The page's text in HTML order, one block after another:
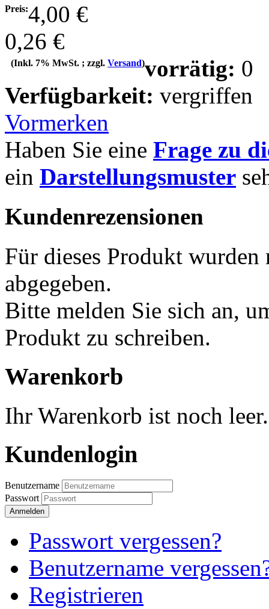
Preis:4,00 €
0,26 €
(Inkl. 7% MwSt. ; zzgl. Versand)vorrätig: 0
Verfügbarkeit: vergriffen
Vormerken
Haben Sie eine Frage zu
ein Darstellungsmuster
Kundenrezensionen
Für dieses Produkt
abgegeben.
Bitte melden Sie sich an,
Produkt zu schreiben.
Warenkorb
Ihr Warenkorb ist noch leer.
Kundenlogin
Benutzername
Passwort
Anmelden
Passwort vergessen?
Benutzername
Registrieren